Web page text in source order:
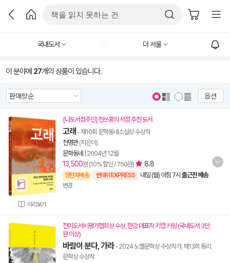
국내도서 더 서울
이 분야에 27개의 상품이 있습니다.
옵션
미리보기
[나도서점주인] 천쓰홍의 서점 추천 도서
고래 - 제10회 문학동네소설상 수상작
천명관(지은이)
문학동네
2004년 12월
13,500원 (10% 할인 / 750원) 8.8
양탄자배송 썬데이 EXPRESS 내일 (월) 아침 7시 출근전 배송
변경
전미도서비평가협회상 수상, 한강 대표작 키캡 키링 (국내도서 3만
원 이상)
바람이 분다, 가라- 2024 노벨문학상 수상작가, 제13회 동리
문학상 수상작